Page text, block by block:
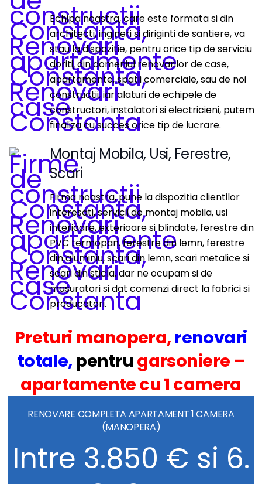
Echipa noastra, care este formata si din
architecti, ingineri si diriginti de santiere, va
stau la dispozitie, pentru orice tip de serviciu
doriti, din domeniul renovarilor de case,
apartamente, spatii comerciale, sau de noi
constructii, iar alaturi de echipele de
constructori, instalatori si electricieni, putem
finaliza cu succes orice tip de lucrare.
Montaj Mobila, Usi, Ferestre,
Scari
Firma noastra, pune la dispozitia clientilor
interesati, servicii de montaj mobila, usi
interioare, exterioare si blindate, ferestre din
PVC termopan, ferestre din lemn, ferestre
din aluminiu, scari din lemn, scari metalice si
scari din sticla, dar ne ocupam si de
masuratori si dat comenzi direct la fabrici si
producatori.
Preturi manopera, renovari
totale, pentru garsoniere –
apartamente cu 1 camera
RENOVARE COMPLETA APARTAMENT 1 CAMERA
(MANOPERA)
Intre 3.850 € si 6.